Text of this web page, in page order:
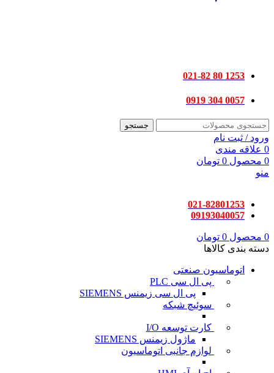
1253‌ 80‌ 021-82
0057‌ 304‌ 0919
جستجو
ورود / ثبت نام
0 علاقه مندی
0 محصول 0 تومان
منو
021-82801253
09193040057
0 محصول 0 تومان
دسته بندی کالاها
اتوماسیون صنعتی
پی ال سی PLC
پی ال سی زیمنس SIEMENS
سوئیچ شبکه
کارت توسعه I/O
ماژول زیمنس SIEMENS
لوازم جانبی اتوماسیون